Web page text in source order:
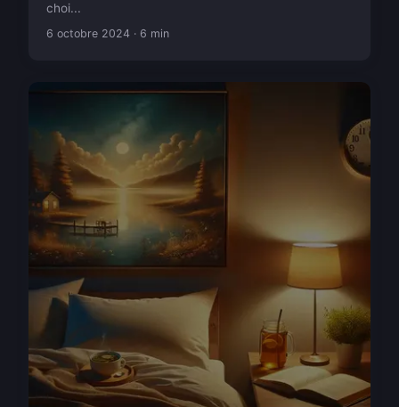
choi...
6 octobre 2024 · 6 min